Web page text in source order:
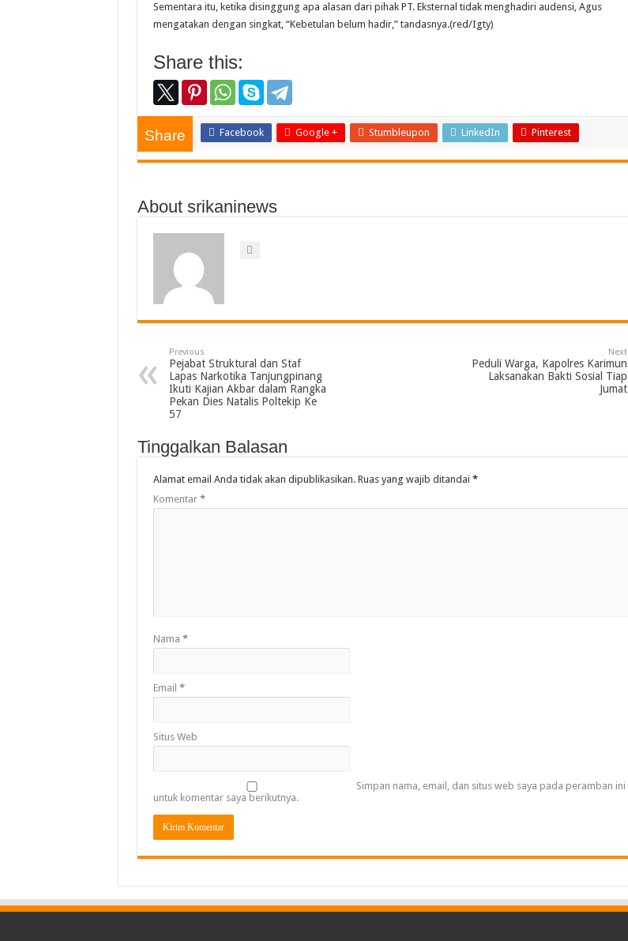
Sementara itu, ketika disinggung apa alasan dari pihak PT. Eksternal tidak menghadiri audensi, Agus
mengatakan dengan singkat, “Kebetulan belum hadir,” tandasnya.(red/Igty)
Share this:
Share Facebook Google + Stumbleupon LinkedIn Pinterest
About srikaninews
Previous
Pejabat Struktural dan Staf
Lapas Narkotika Tanjungpinang
Ikuti Kajian Akbar dalam Rangka
Pekan Dies Natalis Poltekip Ke
57
Next
Peduli Warga, Kapolres Karimun
Laksanakan Bakti Sosial Tiap
Jumat
Tinggalkan Balasan
Alamat email Anda tidak akan dipublikasikan. Ruas yang wajib ditandai *
Komentar *
Nama *
Email *
Situs Web
Simpan nama, email, dan situs web saya pada peramban ini
untuk komentar saya berikutnya.